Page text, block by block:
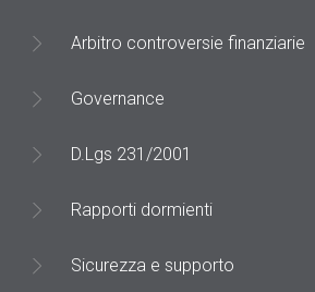
Arbitro controversie finanziarie
Governance
D.Lgs 231/2001
Rapporti dormienti
Sicurezza e supporto